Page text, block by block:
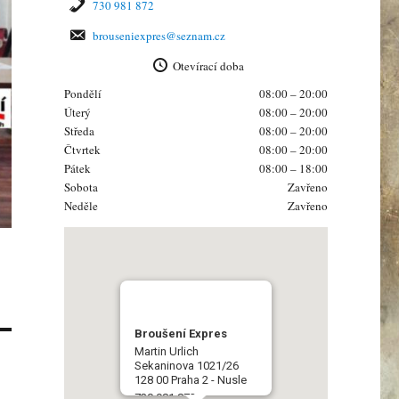
730 981 872
brouseniexpres@seznam.cz
Otevírací doba
Pondělí
08:00 – 20:00
Úterý
08:00 – 20:00
Středa
08:00 – 20:00
Čtvrtek
08:00 – 20:00
Pátek
08:00 – 18:00
Sobota
Zavřeno
Neděle
Zavřeno
Broušení Expres
Martin Urlich
Sekaninova 1021/26
128 00 Praha 2 - Nusle